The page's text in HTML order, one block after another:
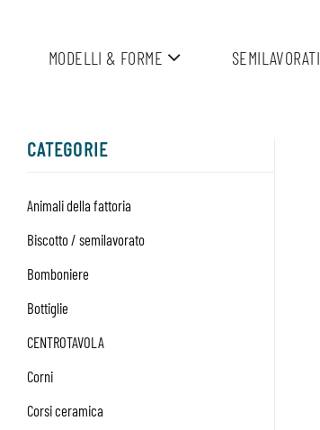
MODELLI & FORME SEMILAVORATI
CATEGORIE
Animali della fattoria
Biscotto / semilavorato
Bomboniere
Bottiglie
CENTROTAVOLA
Corni
Corsi ceramica